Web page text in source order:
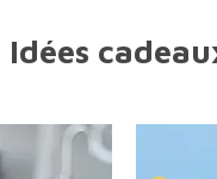
Idées